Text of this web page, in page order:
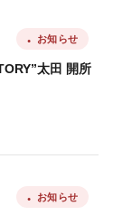
太田 開所
お知らせ
お知らせ